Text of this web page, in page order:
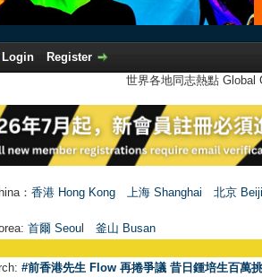
Login
Register
世界各地同志熱點
： 香港 Hong Kong 上海 Shanghai
北京
首爾 Seoul 釜山 Busan
#前香港先生 Flow 再捲爭議 昔日鍾培生百萬